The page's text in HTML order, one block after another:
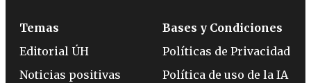
Temas
Editorial ÚH
Noticias positivas
Bases y Condiciones
Políticas de Privacidad
Política de uso de la IA